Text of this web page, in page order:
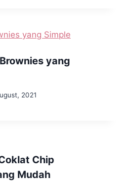
yang
2021
Chip
Mudah